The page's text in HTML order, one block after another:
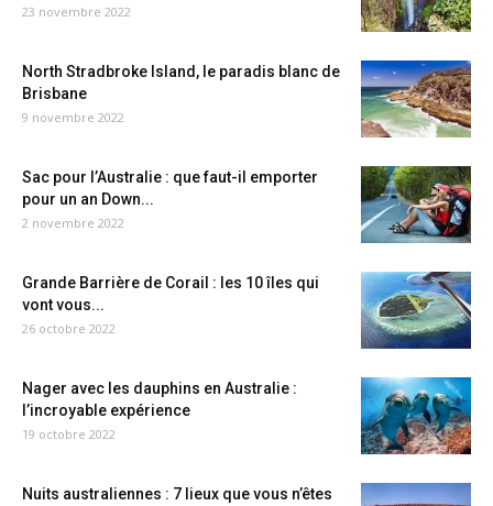
23 novembre 2022
North Stradbroke Island, le paradis blanc de
Brisbane
9 novembre 2022
Sac pour l’Australie : que faut-il emporter
pour un an Down...
2 novembre 2022
Grande Barrière de Corail : les 10 îles qui
vont vous...
26 octobre 2022
Nager avec les dauphins en Australie :
l’incroyable expérience
19 octobre 2022
Nuits australiennes : 7 lieux que vous n’êtes